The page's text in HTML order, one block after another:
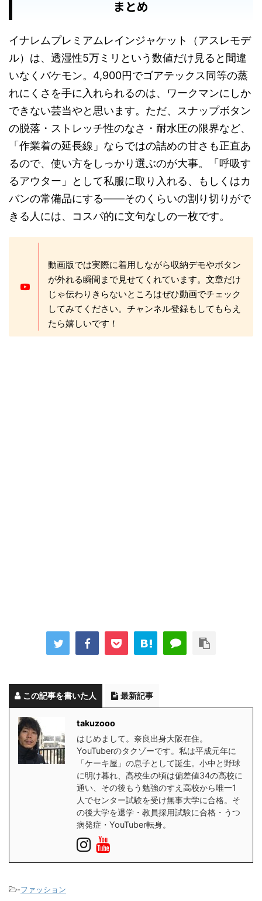
まとめ
イナレムプレミアムレインジャケット（アスレモデ
ル）は、透湿性5万ミリという数値だけ見ると間違
いなくバケモン。4,900円でゴアテックス同等の蒸
れにくさを手に入れられるのは、ワークマンにしか
できない芸当やと思います。ただ、スナップボタン
の脱落・ストレッチ性のなさ・耐水圧の限界など、
「作業着の延長線」ならではの詰めの甘さも正直あ
るので、使い方をしっかり選ぶのが大事。「呼吸す
るアウター」として私服に取り入れる、もしくはカ
バンの常備品にする——そのくらいの割り切りがで
きる人には、コスパ的に文句なしの一枚です。
動画版では実際に着用しながら収納デモやボタン
が外れる瞬間まで見せてくれています。文章だけ
じゃ伝わりきらないところはぜひ動画でチェック
してみてください。チャンネル登録もしてもらえ
たら嬉しいです！
この記事を書いた人 最新記事
takuzooo
はじめまして。奈良出身大阪在住。
YouTuberのタクゾーです。私は平成元年に
「ケーキ屋」の息子として誕生。小中と野球
に明け暮れ、高校生の頃は偏差値34の高校に
通い、その後もう勉強のすえ高校から唯一1
人でセンター試験を受け無事大学に合格。そ
の後大学を退学・教員採用試験に合格・うつ
病発症・YouTuber転身。
-ファッション